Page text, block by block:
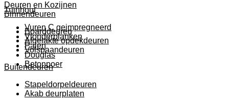
Tuinhout
Vuren C geimpregneerd
Vlonderplanken
Palen
Douglas
Betonpoer
Deuren en Kozijnen
Binnendeuren
Boarddeuren
Afgelakte opdekdeuren
Volspaandeuren
Buitendeuren
Stapeldorpeldeuren
Akab deurplaten